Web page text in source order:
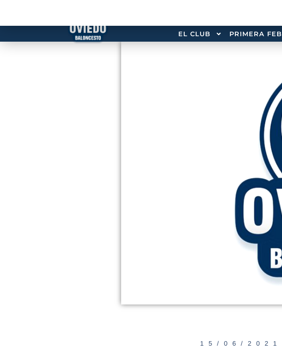
EL CLUB PRIMERA FEB
15/06/2021